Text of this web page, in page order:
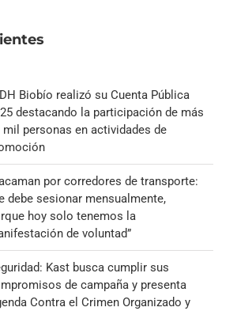
Biobío realizó su Cuenta Pública
destacando la participación de más
mil personas en actividades de
por corredores de transporte:
debe sesionar mensualmente,
hoy solo tenemos la
de voluntad”
Kast busca cumplir sus
de campaña y presenta
Contra el Crimen Organizado y